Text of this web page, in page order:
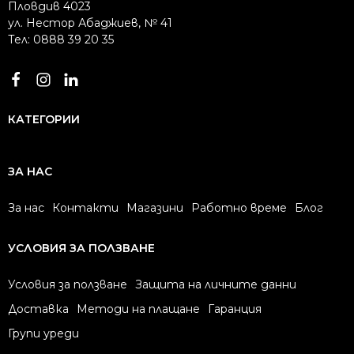
Пловдив 4023
ул. Нестор Абаджиев, № 41
Тел: 0888 39 20 35
КАТЕГОРИИ
ЗА НАС
За нас Контакти Магазини Работно време Блог
УСЛОВИЯ ЗА ПОЛЗВАНЕ
Условия за ползване
Защита на личните данни
Доставка
Методи на плащане
Гаранция
Групи уреди